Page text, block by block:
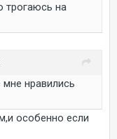
трогаюсь на
нравились
особенно если